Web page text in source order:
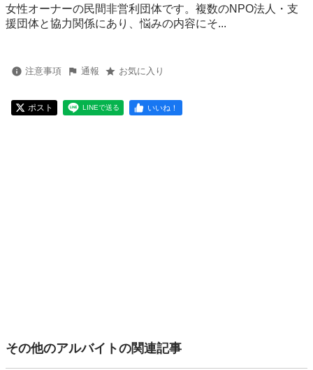
女性オーナーの民間非営利団体です。複数のNPO法人・支
援団体と協力関係にあり、悩みの内容にそ...
注意事項 通報 お気に入り
ポスト LINEで送る いいね！
その他のアルバイトの関連記事